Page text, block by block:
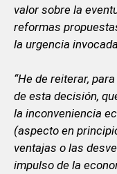
valor sobre la
reformas
la urgencia
“He de reiterar,
de esta decisión,
la inconveniencia
(aspecto en
ventajas o las
impulso de la